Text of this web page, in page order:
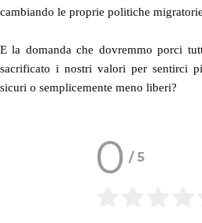
cambiando le proprie politiche
E la domanda che dovremmo porci
sacrificato i nostri valori per sentirci
sicuri o semplicemente meno liberi?
0 /5